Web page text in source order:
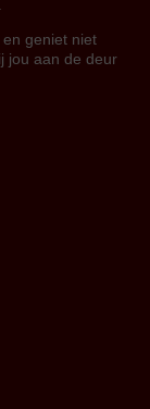
geniet niet
jou aan de deur